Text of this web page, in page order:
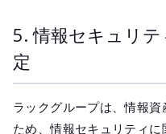
5. 情報セキュリ
定
ラックグループは、情報
ため、情報セキュリティ